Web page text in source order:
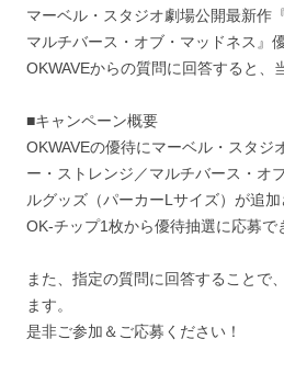
マーベル・スタジオ劇場公開最新作
マルチバース・オブ・マッドネス』
OKWAVEからの質問に回答すると、
■キャンペーン概要
OKWAVEの優待にマーベル・スタジ
ー・ストレンジ／マルチバース・オ
ルグッズ（パーカーLサイズ）が追加
OK-チップ1枚から優待抽選に応募で
また、指定の質問に回答することで
ます。
是非ご参加＆ご応募ください！